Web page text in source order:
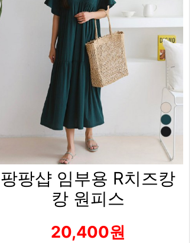
팡팡샵 임부용 R치즈캉
캉 원피스
20,400원